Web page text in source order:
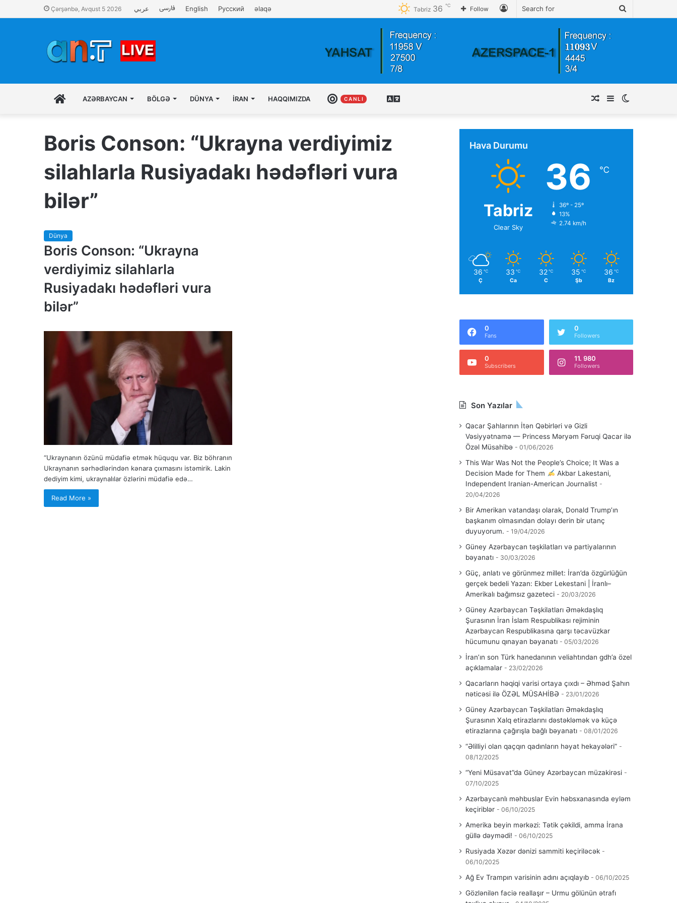
Çərşənbə, Avqust 5 2026 عربي فارسی English Русский əlaqə Follow
Təbriz 36 ℃
İLK AZƏRBAYCAN BÖLGƏ DÜNYA İRAN HAQQIMIZDA CANLI
C A N L I
skin
Sidebar
Random
Article
Boris Conson: “Ukrayna verdiyimiz
silahlarla Rusiyadakı hədəfləri vura
bilər”
Dünya
Boris Conson: “Ukrayna
verdiyimiz silahlarla
Rusiyadakı hədəfləri vura
bilər”
“Ukraynanın özünü müdafiə etmək hüququ var. Biz böhranın
Ukraynanın sərhədlərindən kənara çıxmasını istəmirik. Lakin
dediyim kimi, ukraynalılar özlərini müdafiə edə…
Read More »
Hava Durumu
Tabriz
Clear Sky
36 ℃
36º - 25º
13%
2.74 km/h
36 ℃
Ç
33 ℃
Ca
32 ℃
C
35 ℃
Şb
36 ℃
Bz
0
Fans
0
Followers
0
Subscribers
11. 980
Followers
Son Yazılar
Qacar Şahlarının İtən Qəbirləri və Gizli
Vəsiyyətnamə — Princess Məryəm Fəruqi Qacar ilə
Özəl Müsahibə
01/06/2026
This War Was Not the People’s Choice; It Was a
Decision Made for Them
Akbar Lakestani,
Independent Iranian-American Journalist
20/04/2026
Bir Amerikan vatandaşı olarak, Donald Trump’ın
başkanım olmasından dolayı derin bir utanç
duyuyorum.
19/04/2026
Güney Azərbaycan təşkilatları və partiyalarının
bəyanatı
30/03/2026
Güç, anlatı ve görünmez millet: İran’da özgürlüğün
gerçek bedeli Yazan: Ekber Lekestani | İranlı–
Amerikalı bağımsız gazeteci
20/03/2026
Güney Azərbaycan Təşkilatları Əməkdaşlıq
Şurasının İran İslam Respublikası rejiminin
Azərbaycan Respublikasına qarşı təcavüzkar
hücumunu qınayan bəyanatı
05/03/2026
İran’ın son Türk hanedanının veliahtından gdh’a özel
açıklamalar
23/02/2026
Qacarların həqiqi varisi ortaya çıxdı – Əhməd Şahın
nəticəsi ilə ÖZƏL MÜSAHİBƏ
23/01/2026
Güney Azərbaycan Təşkilatları Əməkdaşlıq
Şurasının Xalq etirazlarını dəstəkləmək və küçə
etirazlarına çağırışla bağlı bəyanatı
08/01/2026
“Əlilliyi olan qaçqın qadınların həyat hekayələri”
08/12/2025
“Yeni Müsavat”da Güney Azərbaycan müzakirəsi
07/10/2025
Azərbaycanlı məhbuslar Evin həbsxanasında eyləm
keçiriblər
06/10/2025
Amerika beyin mərkəzi: Tətik çəkildi, amma İrana
güllə dəymədi!
06/10/2025
Rusiyada Xəzər dənizi sammiti keçiriləcək
06/10/2025
Ağ Ev Trampın varisinin adını açıqlayıb 06/10/2025
Gözlənilən faciə reallaşır – Urmu gölünün ətrafı